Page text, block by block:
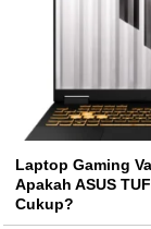
Laptop Gaming
Apakah ASUS
Cukup?